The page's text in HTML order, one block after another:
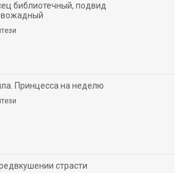
библиотечный, подвид
Принцесса на неделю
страсти